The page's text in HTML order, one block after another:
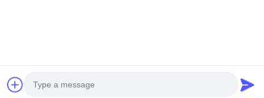
Lianchuang Hewo Precision Tools Co., Ltd. All Rights Reserved.